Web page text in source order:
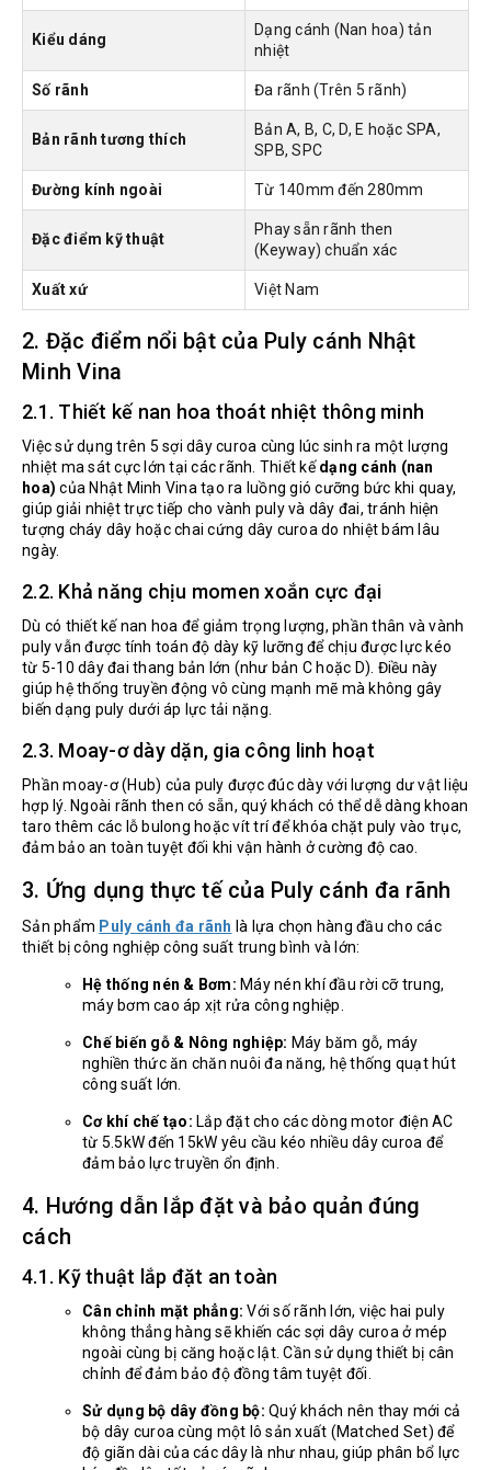
Kiểu dáng
Dạng cánh (Nan hoa) tản
nhiệt
Số rãnh Đa rãnh (Trên 5 rãnh)
Bản rãnh tương thích
Bản A, B, C, D, E hoặc SPA,
SPB, SPC
Đường kính ngoài Từ 140mm đến 280mm
Đặc điểm kỹ thuật
Phay sẵn rãnh then
(Keyway) chuẩn xác
Xuất xứ Việt Nam
2. Đặc điểm nổi bật của Puly cánh Nhật
Minh Vina
2.1. Thiết kế nan hoa thoát nhiệt thông minh
Việc sử dụng trên 5 sợi dây curoa cùng lúc sinh ra một lượng
nhiệt ma sát cực lớn tại các rãnh. Thiết kếdạng cánh (nan
hoa) của Nhật Minh Vina tạo ra luồng gió cưỡng bức khi quay,
giúp giải nhiệt trực tiếp cho vành puly và dây đai, tránh hiện
tượng cháy dây hoặc chai cứng dây curoa do nhiệt bám lâu
ngày.
2.2. Khả năng chịu momen xoắn cực đại
Dù có thiết kế nan hoa để giảm trọng lượng, phần thân và vành
puly vẫn được tính toán độ dày kỹ lưỡng để chịu được lực kéo
từ 5-10 dây đai thang bản lớn (như bản C hoặc D). Điều này
giúp hệ thống truyền động vô cùng mạnh mẽ mà không gây
biến dạng puly dưới áp lực tải nặng.
2.3. Moay-ơ dày dặn, gia công linh hoạt
Phần moay-ơ (Hub) của puly được đúc dày với lượng dư vật liệu
hợp lý. Ngoài rãnh then có sẵn, quý khách có thể dễ dàng khoan
taro thêm các lỗ bulong hoặc vít trí để khóa chặt puly vào trục,
đảm bảo an toàn tuyệt đối khi vận hành ở cường độ cao.
3. Ứng dụng thực tế của Puly cánh đa rãnh
Sản phẩm Puly cánh đa rãnh là lựa chọn hàng đầu cho các
thiết bị công nghiệp công suất trung bình và lớn:
Hệ thống nén & Bơm: Máy nén khí đầu rời cỡ trung,
máy bơm cao áp xịt rửa công nghiệp.
Chế biến gỗ & Nông nghiệp: Máy băm gỗ, máy
nghiền thức ăn chăn nuôi đa năng, hệ thống quạt hút
công suất lớn.
Cơ khí chế tạo: Lắp đặt cho các dòng motor điện AC
từ 5.5kW đến 15kW yêu cầu kéo nhiều dây curoa để
đảm bảo lực truyền ổn định.
4. Hướng dẫn lắp đặt và bảo quản đúng
cách
4.1. Kỹ thuật lắp đặt an toàn
Cân chỉnh mặt phẳng: Với số rãnh lớn, việc hai puly
không thẳng hàng sẽ khiến các sợi dây curoa ở mép
ngoài cùng bị căng hoặc lật. Cần sử dụng thiết bị cân
chỉnh để đảm bảo độ đồng tâm tuyệt đối.
Sử dụng bộ dây đồng bộ: Quý khách nên thay mới cả
bộ dây curoa cùng một lô sản xuất (Matched Set) để
độ giãn dài của các dây là như nhau, giúp phân bổ lực